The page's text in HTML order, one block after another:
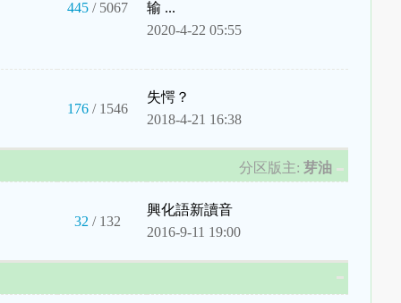
445/ 5067
输 ...
2020-4-22 05:55
176/ 1546
失愕？
2018-4-21 16:38
分区版主:芽油
32 / 132
興化語新讀音
2016-9-11 19:00